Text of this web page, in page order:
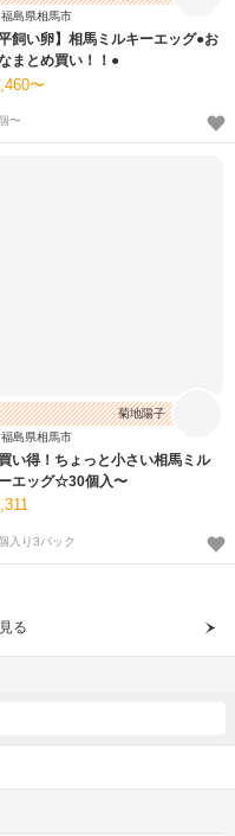
平飼い卵】相馬ミルキーエッグ●お
まとめ買い！！●
〜
〜
福島県相馬市
い得！ちょっと小さい相馬ミル
エッグ☆30個入〜
入り3パック
菊地陽子
福島県相馬市
る